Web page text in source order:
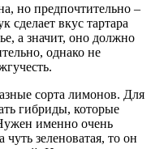
но предпочтительно –
вкус тартара
а значит, оно должно
однако не
сорта лимонов. Для
гибриды, которые
именно очень
зеленоватая, то он